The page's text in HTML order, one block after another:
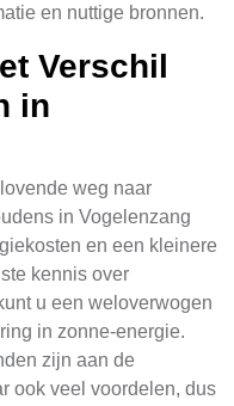
en nuttige bronnen.
Verschil
in
weg naar
in Vogelenzang
en een kleinere
kennis over
u een weloverwogen
in zonne-energie.
zijn aan de
ook veel voordelen, dus